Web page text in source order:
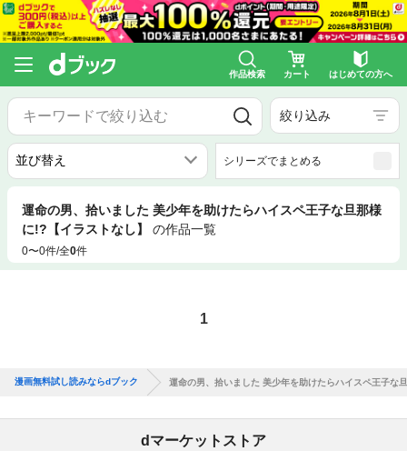
作品検索 カート はじめての方へ
絞り込み
シリーズでまとめる
運命の男、拾いました 美少年を助けたらハイスペ王子な旦那様
に!?【イラストなし】
の作品一覧
0〜0件/全0件
1
漫画無料試し読みならdブック 運命の男、拾いました 美少年を助けたらハイスペ王子な
dマーケットストア